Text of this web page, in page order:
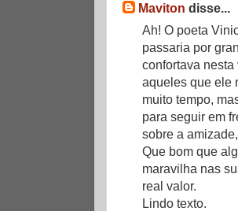
Maviton disse...
Ah! O poeta
passaria por
confortava
aqueles que ele
muito tempo,
para seguir em
sobre a
Que bom que
maravilha nas
real valor.
Lindo texto.